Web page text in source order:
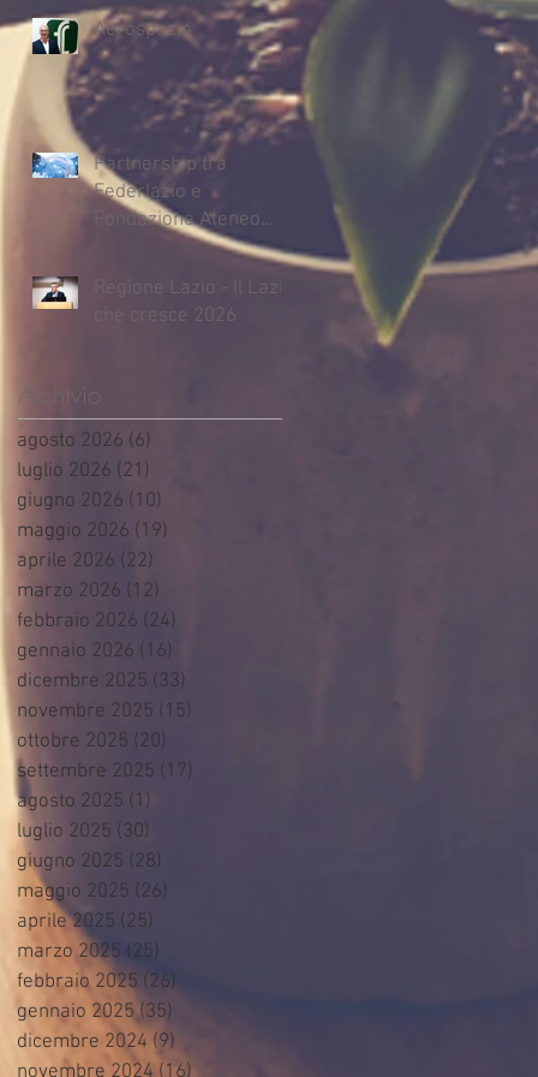
Aerospazio
Partnership tra
Federlazio e
Fondazione Ateneo
Regione Lazio - Il Lazio
che cresce 2026
Archivio
agosto 2026 (6)
luglio 2026 (21)
giugno 2026 (10)
maggio 2026 (19)
aprile 2026 (22)
marzo 2026 (12)
febbraio 2026 (24)
gennaio 2026 (16)
dicembre 2025 (33)
novembre 2025 (15)
ottobre 2025 (20)
settembre 2025 (17)
agosto 2025 (1)
luglio 2025 (30)
giugno 2025 (28)
maggio 2025 (26)
aprile 2025 (25)
marzo 2025 (25)
febbraio 2025 (26)
gennaio 2025 (35)
dicembre 2024 (9)
novembre 2024 (16)16 post